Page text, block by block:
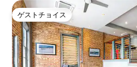
ゲストチョイス
ゲストチョイス